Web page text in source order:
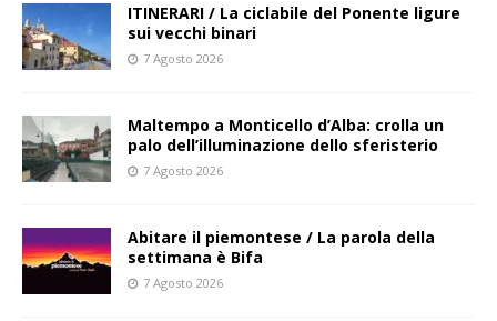
ITINERARI / La ciclabile del Ponente ligure
sui vecchi binari
7 Agosto 2026
Maltempo a Monticello d’Alba: crolla un
palo dell’illuminazione dello sferisterio
7 Agosto 2026
Abitare il piemontese / La parola della
settimana è Bifa
7 Agosto 2026